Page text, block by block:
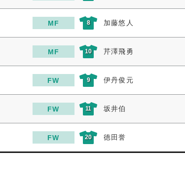
MF 8 加藤悠人
MF 10 芹澤飛勇
FW 9 伊丹俊元
FW 11 坂井伯
FW 20 徳田誉